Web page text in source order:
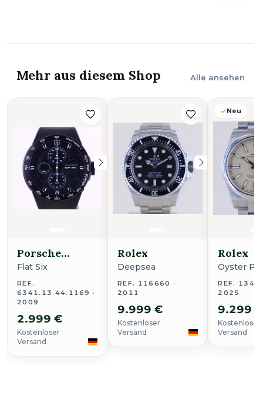
Mehr aus diesem Shop Alle ansehen
Porsche
Design
Flat Six
REF.
6341.13.44.1169 ·
2009
2.999 €
Kostenloser
Versand
Rolex
Deepsea
REF. 116660 ·
2011
9.999 €
Kostenloser
Versand
Neu
Rolex
Oyster
REF.
2025
9.299 €
Kostenloser
Versand